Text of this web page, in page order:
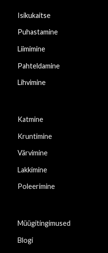
Isikukaitse
Puhastamine
Liimimine
Pahteldamine
Lihvimine
Katmine
Kruntimine
Värvimine
Lakkimine
Poleerimine
Müügitingimused
Blogi